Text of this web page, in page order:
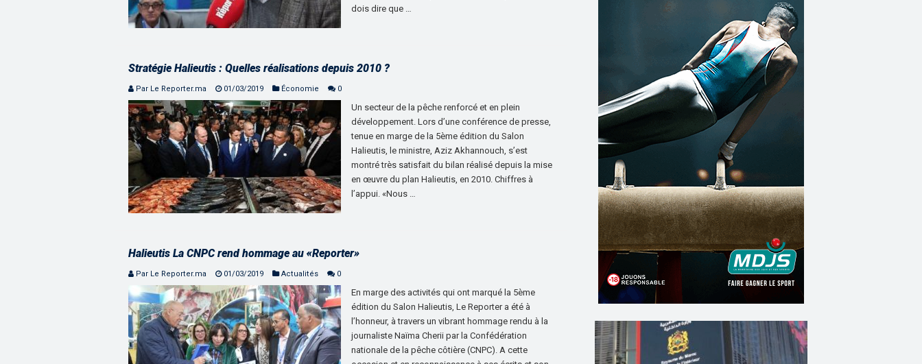
dois dire que …
Stratégie Halieutis : Quelles réalisations depuis 2010 ?
Par Le Reporter.ma 01/03/2019 Économie 0
Un secteur de la pêche renforcé et en plein
développement. Lors d’une conférence de presse,
tenue en marge de la 5ème édition du Salon
Halieutis, le ministre, Aziz Akhannouch, s’est
montré très satisfait du bilan réalisé depuis la mise
en œuvre du plan Halieutis, en 2010. Chiffres à
l’appui. «Nous …
Halieutis La CNPC rend hommage au «Reporter»
Par Le Reporter.ma 01/03/2019 Actualités 0
En marge des activités qui ont marqué la 5ème
édition du Salon Halieutis, Le Reporter a été à
l’honneur, à travers un vibrant hommage rendu à la
journaliste Naïma Cherii par la Confédération
nationale de la pêche côtière (CNPC). A cette